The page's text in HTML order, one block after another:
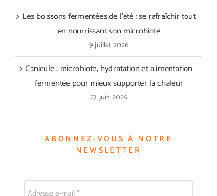
Les boissons fermentées de l’été : se rafraîchir tout
en nourrissant son microbiote
9 juillet 2026
Canicule : microbiote, hydratation et alimentation
fermentée pour mieux supporter la chaleur
27 juin 2026
ABONNEZ-VOUS À NOTRE
NEWSLETTER